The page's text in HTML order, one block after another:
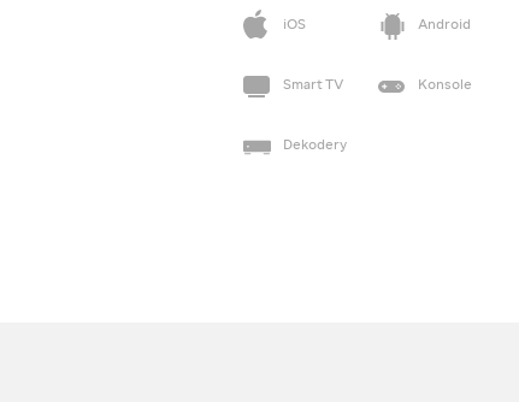
iOS
Android
Smart TV Konsole
Dekodery